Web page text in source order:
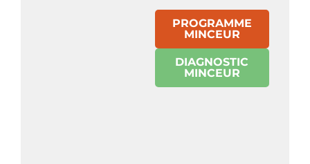
PROGRAMME
MINCEUR
DIAGNOSTIC
MINCEUR